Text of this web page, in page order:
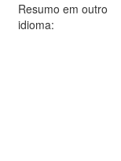
Resumo em outro
idioma: